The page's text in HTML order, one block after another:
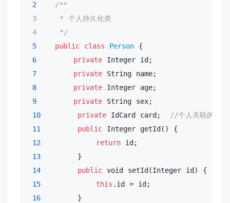
2
/**
3     * 个人持久化类
4     */
5
public class Person {
6
private Integer id;
7
private String name;
8
private Integer age;
9
private String sex;
10
private IdCard card;
//个人关联的证件
11
public Integer getId() {
12
return id;
13
        }
14
public void
setId(Integer id) {
15
this .id = id;
16
        }